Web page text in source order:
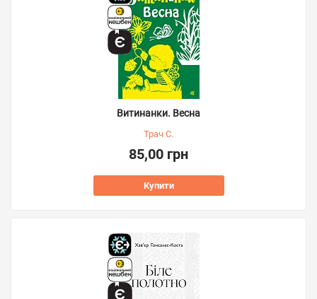
Витинанки. Весна
Трач С.
85,00 грн
Купити